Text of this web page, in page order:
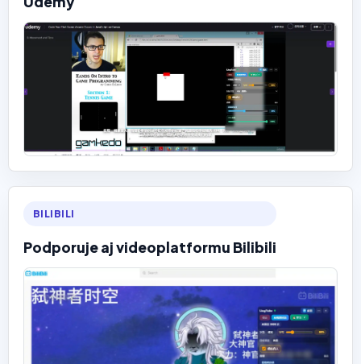
BILIBILI
Podporuje aj videoplatformu Bilibili